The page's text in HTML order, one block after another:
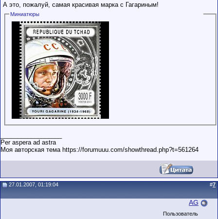
А это, пожалуй, самая красивая марка с Гагариным!
Миниатюры
Per aspera ad astra
Моя авторская тема https://forumuuu.com/showthread.php?t=561264
27.01.2007, 01:19:04 #7
AG
Пользователь